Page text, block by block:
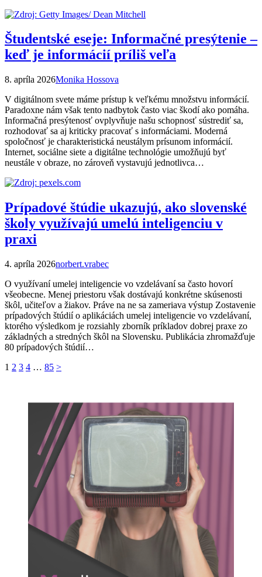
Študentské eseje: Informačné presýtenie –
keď je informácií príliš veľa
8. apríla 2026Monika Hossova
V digitálnom svete máme prístup k veľkému množstvu informácií.
Paradoxne nám však tento nadbytok často viac škodí ako pomáha.
Informačná presýtenosť ovplyvňuje našu schopnosť sústrediť sa,
rozhodovať sa aj kriticky pracovať s informáciami. Moderná
spoločnosť je charakteristická neustálym prísunom informácií.
Internet, sociálne siete a digitálne technológie umožňujú byť
neustále v obraze, no zároveň vystavujú jednotlivca…
Prípadové štúdie ukazujú, ako slovenské
školy využívajú umelú inteligenciu v
praxi
4. apríla 2026norbert.vrabec
O využívaní umelej inteligencie vo vzdelávaní sa často hovorí
všeobecne. Menej priestoru však dostávajú konkrétne skúsenosti
škôl, učiteľov a žiakov. Práve na ne sa zameriava výstup Zostavenie
prípadových štúdií o aplikáciách umelej inteligencie vo vzdelávaní,
ktorého výsledkom je rozsiahly zborník príkladov dobrej praxe zo
základných a stredných škôl na Slovensku. Publikácia zhromažďuje
80 prípadových štúdií…
Stránkovanie
1 2 3 4 … 85 >